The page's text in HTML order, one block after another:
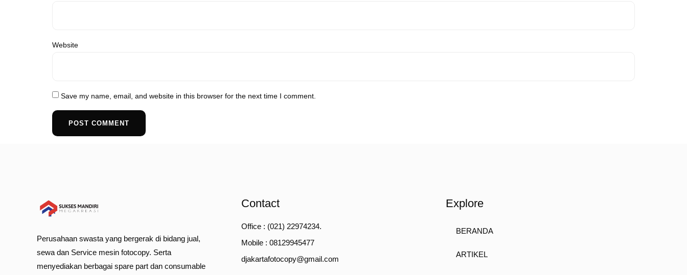
Website
Save my name, email, and website in this browser for the next time I comment.
Perusahaan swasta yang bergerak di bidang jual,
sewa dan Service mesin fotocopy. Serta
menyediakan berbagai spare part dan consumable
Contact
Office : (021) 22974234.
Mobile : 08129945477
djakartafotocopy@gmail.com
Explore
BERANDA
ARTIKEL